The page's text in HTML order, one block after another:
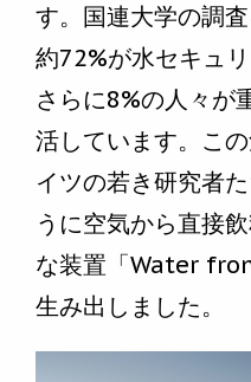
す。国連大学の調
約72%が水セキュ
さらに8%の人々が
活しています。こ
イツの若き研究者
うに空気から直接
な装置「Water
生み出しました。